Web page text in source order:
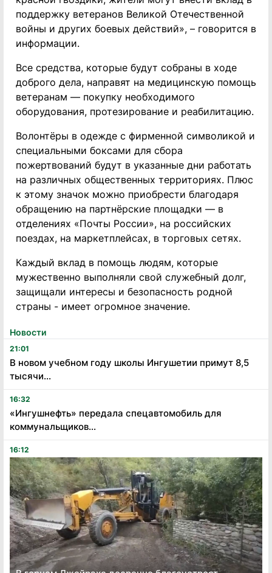
Новости
21:01
В новом учебном году школы Ингушетии примут 8,5
тысячи...
16:32
«Ингушнефть» передала спецавтомобиль для
коммунальщиков...
16:12
поддержку ветеранов Великой Отечественной
войны и других боевых действий», – говорится в
информации.
Все средства, которые будут собраны в ходе
доброго дела, направят на медицинскую помощь
ветеранам — покупку необходимого
оборудования, протезирование и реабилитацию.
Волонтёры в одежде с фирменной символикой и
специальными боксами для сбора
пожертвований будут в указанные дни работать
на различных общественных территориях. Плюс
к этому значок можно приобрести благодаря
обращению на партнёрские площадки — в
отделениях «Почты России», на российских
поездах, на маркетплейсах, в торговых сетях.
Каждый вклад в помощь людям, которые
мужественно выполняли свой служебный долг,
защищали интересы и безопасность родной
страны - имеет огромное значение.